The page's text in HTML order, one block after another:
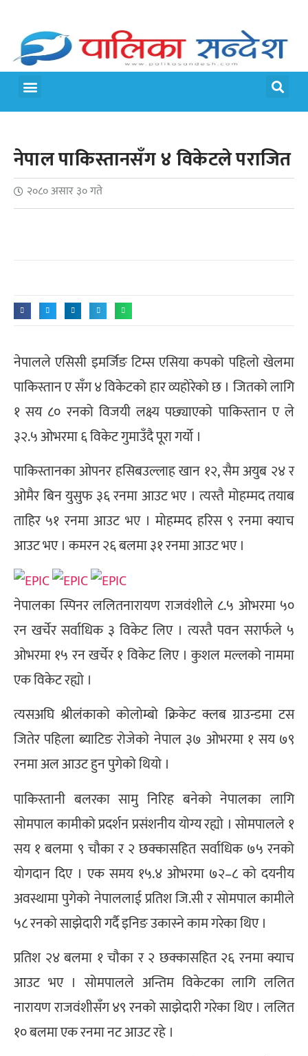
नेपाल पाकिस्तानसँग ४ विकेटले पराजित
२०८० असार ३० गते
नेपालले एसिसी इमर्जिङ टिम्स एसिया कपको पहिलो खेलमा
पाकिस्तान ए सँग ४ विकेटको हार व्यहोरेको छ । जितको लागि
१ सय ८० रनको विजयी लक्ष्य पछ्याएको पाकिस्तान ए ले
३२.५ ओभरमा ६ विकेट गुमाउँदै पूरा गर्यो ।
पाकिस्तानका ओपनर हसिबउल्लाह खान १२, सैम अयुब २४ र
ओमैर बिन युसुफ ३६ रनमा आउट भए । त्यस्तै मोहम्मद तयाब
ताहिर ५१ रनमा आउट भए । मोहम्मद हरिस ९ रनमा क्याच
आउट भए । कमरन २६ बलमा ३१ रनमा आउट भए ।
नेपालका स्पिनर ललितनारायण राजवंशीले ८.५ ओभरमा ५०
रन खर्चेर सर्वाधिक ३ विकेट लिए । त्यस्तै पवन सरार्फले ५
ओभरमा १५ रन खर्चेर १ विकेट लिए । कुशल मल्लको नाममा
एक विकेट रह्यो ।
त्यसअघि श्रीलंकाको कोलोम्बो क्रिकेट क्लब ग्राउन्डमा टस
जितेर पहिला ब्याटिङ रोजेको नेपाल ३७ ओभरमा १ सय ७९
रनमा अल आउट हुन पुगेको थियो ।
पाकिस्तानी बलरका सामु निरिह बनेको नेपालका लागि
सोमपाल कामीको प्रदर्शन प्रसंशनीय योग्य रह्यो । सोमपालले १
सय १ बलमा ९ चौका र २ छक्कासहित सर्वाधिक ७५ रनको
योगदान दिए । एक समय १५.४ ओभरमा ७२–८ को दयनीय
अवस्थामा पुगेको नेपाललाई प्रतिश जि.सी र सोमपाल कामीले
५८ रनको साझेदारी गर्दै इनिङ उकास्ने काम गरेका थिए ।
प्रतिश २४ बलमा १ चौका र २ छक्कासहित २६ रनमा क्याच
आउट भए । सोमपालले अन्तिम विकेटका लागि ललित
नारायण राजवंशीसँग ४९ रनको साझेदारी गरेका थिए । ललित
१० बलमा एक रनमा नट आउट रहे ।